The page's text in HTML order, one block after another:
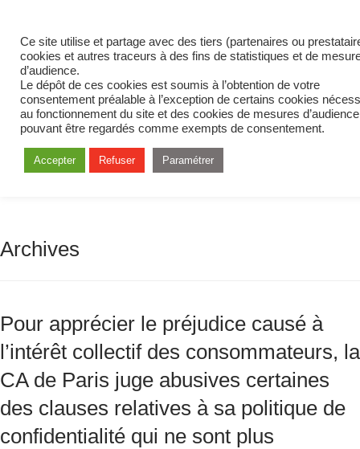
Archives
Pour apprécier le préjudice causé à
l’intérêt collectif des consommateurs, la
CA de Paris juge abusives certaines
des clauses relatives à sa politique de
confidentialité qui ne sont plus
Ce site utilise et partage avec des tiers (partenaires ou
cookies et autres traceurs à des fins de statistiques et de
d’audience.
Le dépôt de ces cookies est soumis à l’obtention de votre
consentement préalable à l’exception de certains cookies
au fonctionnement du site et des cookies de mesures d’audience
pouvant être regardés comme exempts de consentement.
Accepter Refuser Paramétrer